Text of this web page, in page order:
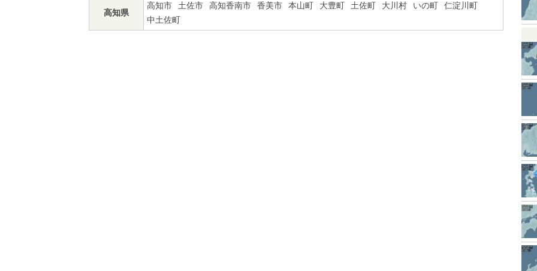
高知県
高知市 土佐市 高知香南市 香美市 本山町 大豊町 土佐町 大川村 いの町
仁淀川町
中土佐町